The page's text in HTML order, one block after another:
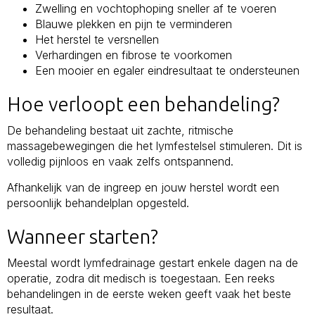
Zwelling en vochtophoping sneller af te voeren
Blauwe plekken en pijn te verminderen
Het herstel te versnellen
Verhardingen en fibrose te voorkomen
Een mooier en egaler eindresultaat te ondersteunen
Hoe verloopt een behandeling?
De behandeling bestaat uit zachte, ritmische
massagebewegingen die het lymfestelsel stimuleren. Dit is
volledig pijnloos en vaak zelfs ontspannend.
Afhankelijk van de ingreep en jouw herstel wordt een
persoonlijk behandelplan opgesteld.
Wanneer starten?
Meestal wordt lymfedrainage gestart enkele dagen na de
operatie, zodra dit medisch is toegestaan. Een reeks
behandelingen in de eerste weken geeft vaak het beste
resultaat.